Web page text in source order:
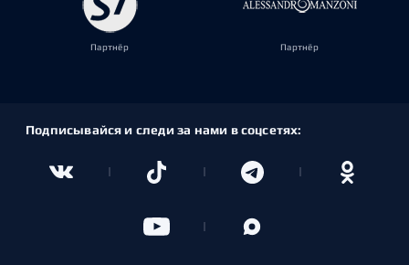
Партнёр Партнёр
Подписывайся и следи за нами в соцсетях: